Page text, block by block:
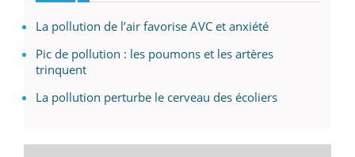
La pollution de l’air favorise AVC et anxiété
Pic de pollution : les poumons et les artères
trinquent
La pollution perturbe le cerveau des écoliers